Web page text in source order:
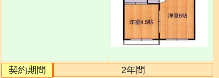
契約期間
2年間